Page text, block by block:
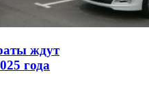
ждут
года